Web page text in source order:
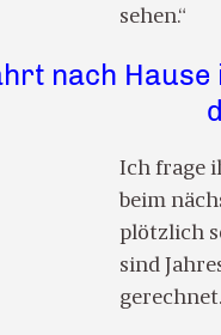
sehen.“
nach
Ich frage
beim
plötzlich
sind
gerechnet.